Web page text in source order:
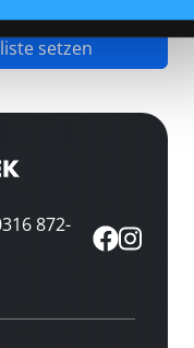
setzen
872-